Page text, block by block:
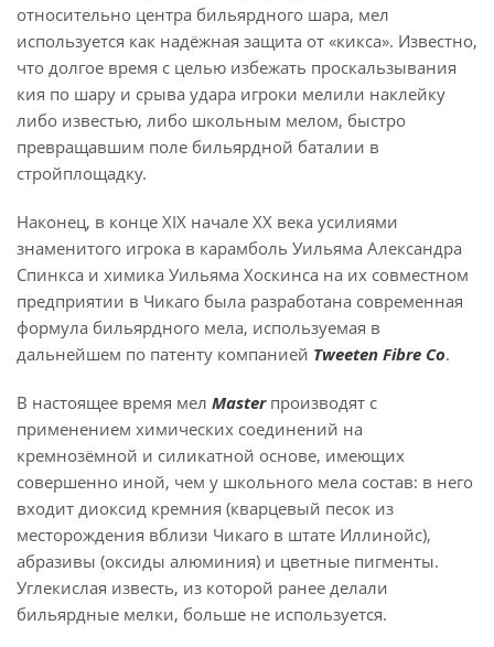
относительно центра бильярдного шара, мел
используется как надёжная защита от «кикса». Известно,
что долгое время с целью избежать проскальзывания
кия по шару и срыва удара игроки мелили наклейку
либо известью, либо школьным мелом, быстро
превращавшим поле бильярдной баталии в
стройплощадку.
Наконец, в конце XIX начале XX века усилиями
знаменитого игрока в карамболь Уильяма Александра
Спинкса и химика Уильяма Хоскинса на их совместном
предприятии в Чикаго была разработана современная
формула бильярдного мела, используемая в
дальнейшем по патенту компанией Tweeten Fibre Co.
В настоящее время мел Masterпроизводят с
применением химических соединений на
кремнозёмной и силикатной основе, имеющих
совершенно иной, чем у школьного мела состав: в него
входит диоксид кремния (кварцевый песок из
месторождения вблизи Чикаго в штате Иллинойс),
абразивы (оксиды алюминия) и цветные пигменты.
Углекислая известь, из которой ранее делали
бильярдные мелки, больше не используется.